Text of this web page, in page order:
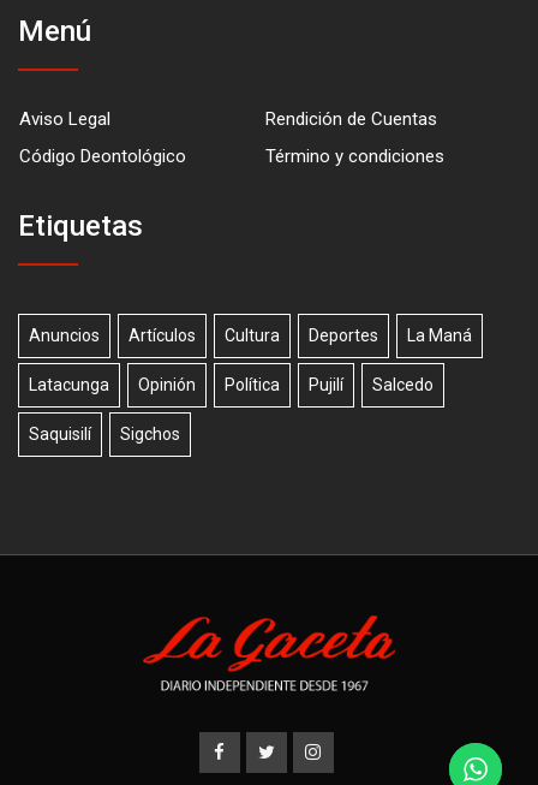
Menú
Aviso Legal
Rendición de Cuentas
Código Deontológico
Término y condiciones
Etiquetas
Anuncios Artículos Cultura Deportes La Maná
Latacunga Opinión Política Pujilí Salcedo
Saquisilí Sigchos